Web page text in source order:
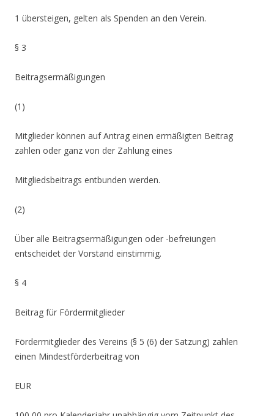
1 übersteigen, gelten als Spenden an den Verein.
§ 3
Beitragsermäßigungen
(1)
Mitglieder können auf Antrag einen ermäßigten Beitrag
zahlen oder ganz von der Zahlung eines
Mitgliedsbeitrags entbunden werden.
(2)
Über alle Beitragsermäßigungen oder -befreiungen
entscheidet der Vorstand einstimmig.
§ 4
Beitrag für Fördermitglieder
Fördermitglieder des Vereins (§ 5 (6) der Satzung) zahlen
einen Mindestförderbeitrag von
EUR